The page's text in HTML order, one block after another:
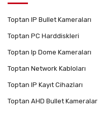
Toptan IP Bullet Kameraları
Toptan PC Harddiskleri
Toptan Ip Dome Kameraları
Toptan Network Kabloları
Toptan IP Kayıt Cihazları
Toptan AHD Bullet Kameralar